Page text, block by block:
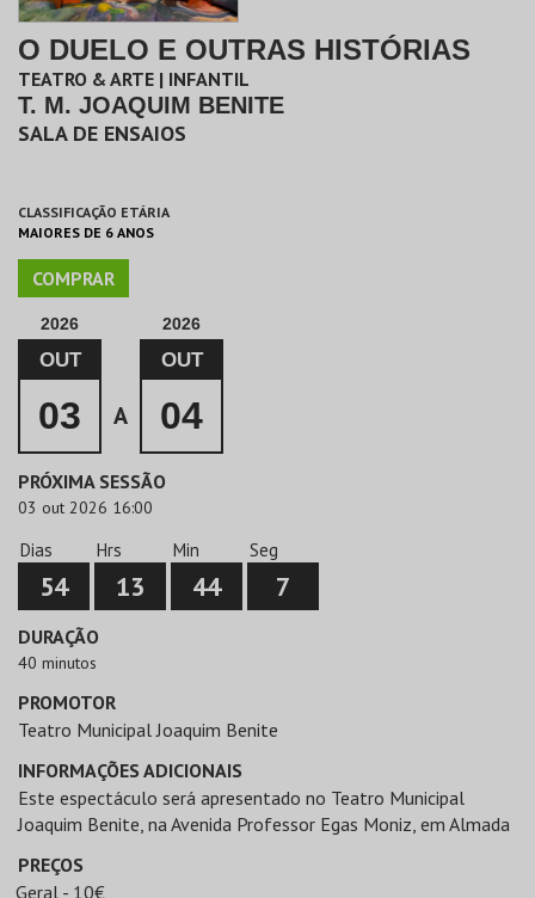
O DUELO E OUTRAS HISTÓRIAS
TEATRO & ARTE | INFANTIL
T. M. JOAQUIM BENITE
SALA DE ENSAIOS
CLASSIFICAÇÃO ETÁRIA
MAIORES DE 6 ANOS
COMPRAR
2026
OUT
03 A
2026
OUT
04
PRÓXIMA SESSÃO
03 out 2026 16:00
Dias
54
Hrs
13
Min
44
Seg
7
DURAÇÃO
40 minutos
PROMOTOR
Teatro Municipal Joaquim Benite
INFORMAÇÕES ADICIONAIS
Este espectáculo será apresentado no Teatro Municipal
Joaquim Benite, na Avenida Professor Egas Moniz, em Almada
PREÇOS
Geral - 10€